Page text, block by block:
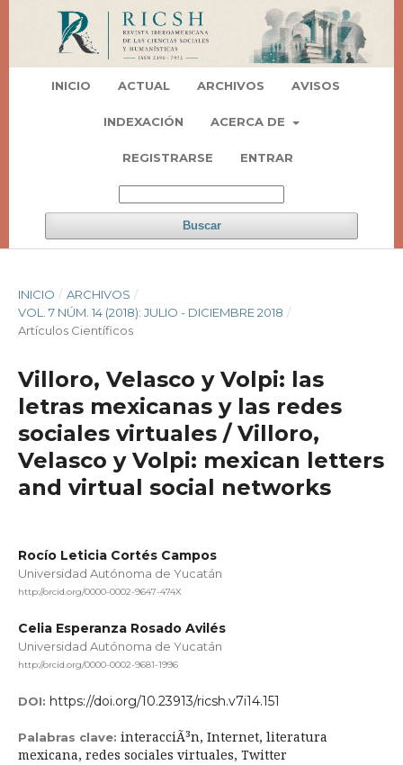
INICIO ACTUAL ARCHIVOS AVISOS
INDEXACIÓN ACERCA DE
REGISTRARSE ENTRAR
Buscar
INICIO / ARCHIVOS /
VOL. 7 NÚM. 14 (2018): JULIO - DICIEMBRE 2018 /
Artí­culos Científicos
Villoro, Velasco y Volpi: las
letras mexicanas y las redes
sociales virtuales / Villoro,
Velasco y Volpi: mexican letters
and virtual social networks
Rocío Leticia Cortés Campos
Universidad Autónoma de Yucatán
http://orcid.org/0000-0002-9647-474X
Celia Esperanza Rosado Avilés
Universidad Autónoma de Yucatán
http://orcid.org/0000-0002-9681-1996
DOI: https://doi.org/10.23913/ricsh.v7i14.151
Palabras clave: interacciÃ³n, Internet, literatura
mexicana, redes sociales virtuales, Twitter